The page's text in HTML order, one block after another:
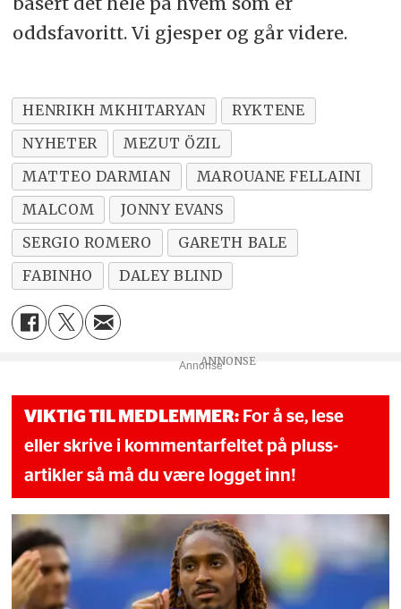
oddsfavoritt. Vi gjesper og går videre.
HENRIKH MKHITARYAN
RYKTENE
NYHETER
MEZUT ÖZIL
MATTEO DARMIAN
MAROUANE FELLAINI
MALCOM
JONNY EVANS
SERGIO ROMERO
GARETH BALE
FABINHO
DALEY BLIND
Annonse
VIKTIG TIL MEDLEMMER: For å se, lese
eller skrive i kommentarfeltet på pluss-
artikler så må du være logget inn!